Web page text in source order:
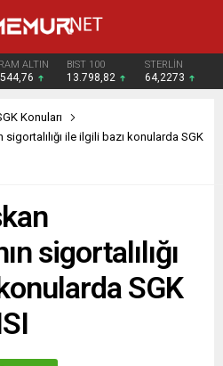
ALTIN BIST 100
13.798,82
STERLİN
64,2273
Konuları
sigortalılığı ile ilgili bazı konularda SGK
sigortalılığı
SGK